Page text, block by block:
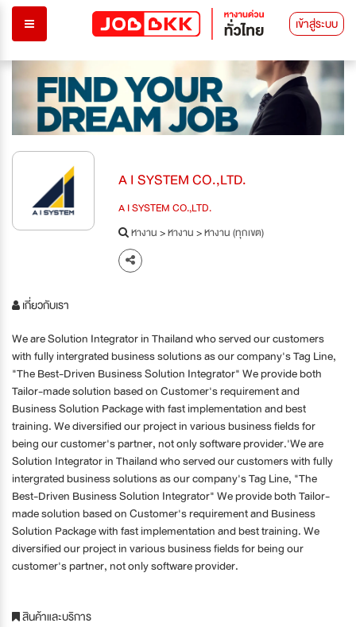
เข้าสู่ระบบ
A I SYSTEM CO.,LTD.
A I SYSTEM CO.,LTD.
หางาน>หางาน>หางาน (ทุกเขต)
เกี่ยวกับเรา
We are Solution Integrator in Thailand who served our customers
with fully intergrated business solutions as our company's Tag Line,
"The Best-Driven Business Solution Integrator" We provide both
Tailor-made solution based on Customer's requirement and
Business Solution Package with fast implementation and best
training. We diversified our project in various business fields for
being our customer's partner, not only software provider.'We are
Solution Integrator in Thailand who served our customers with fully
intergrated business solutions as our company's Tag Line, "The
Best-Driven Business Solution Integrator" We provide both Tailor-
made solution based on Customer's requirement and Business
Solution Package with fast implementation and best training. We
diversified our project in various business fields for being our
customer's partner, not only software provider.
สินค้าและบริการ